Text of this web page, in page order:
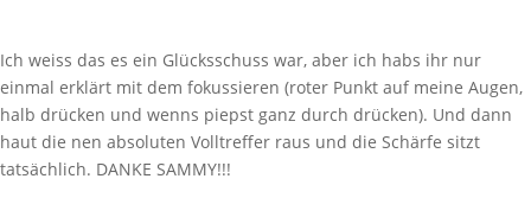
Ich weiss das es ein Glücksschuss war, aber ich habs ihr nur
einmal erklärt mit dem fokussieren (roter Punkt auf meine Augen,
halb drücken und wenns piepst ganz durch drücken). Und dann
haut die nen absoluten Volltreffer raus und die Schärfe sitzt
tatsächlich. DANKE SAMMY!!!